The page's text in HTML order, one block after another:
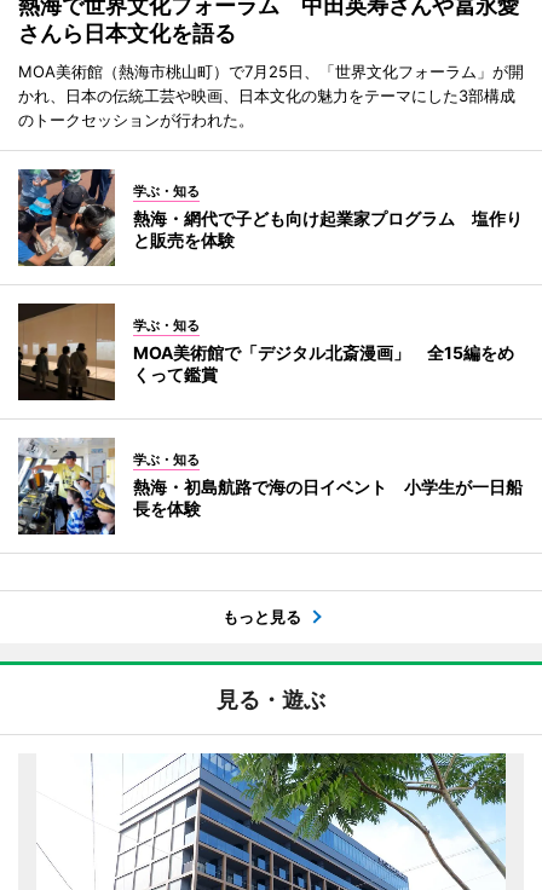
さんら日本文化を語る
MOA美術館（熱海市桃山町）で7月25日、「世界文化フォーラム」が開
かれ、日本の伝統工芸や映画、日本文化の魅力をテーマにした3部構成
のトークセッションが行われた。
学ぶ・知る
熱海・網代で子ども向け起業家プログラム 塩作り
と販売を体験
学ぶ・知る
MOA美術館で「デジタル北斎漫画」 全15編をめ
くって鑑賞
学ぶ・知る
熱海・初島航路で海の日イベント 小学生が一日船
長を体験
もっと見る
見る・遊ぶ